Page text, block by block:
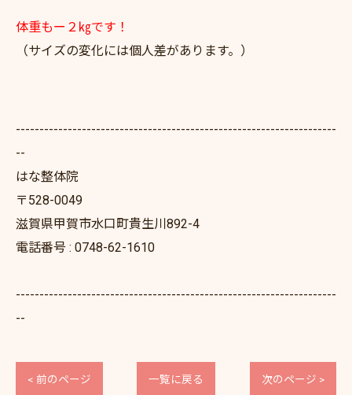
体重もー２㎏です！
（サイズの変化には個人差があります。）
--------------------------------------------------------------------
--
はな整体院
〒528-0049
滋賀県甲賀市水口町貴生川892-4
電話番号 : 0748-62-1610
--------------------------------------------------------------------
--
< 前のページ 一覧に戻る 次のページ >